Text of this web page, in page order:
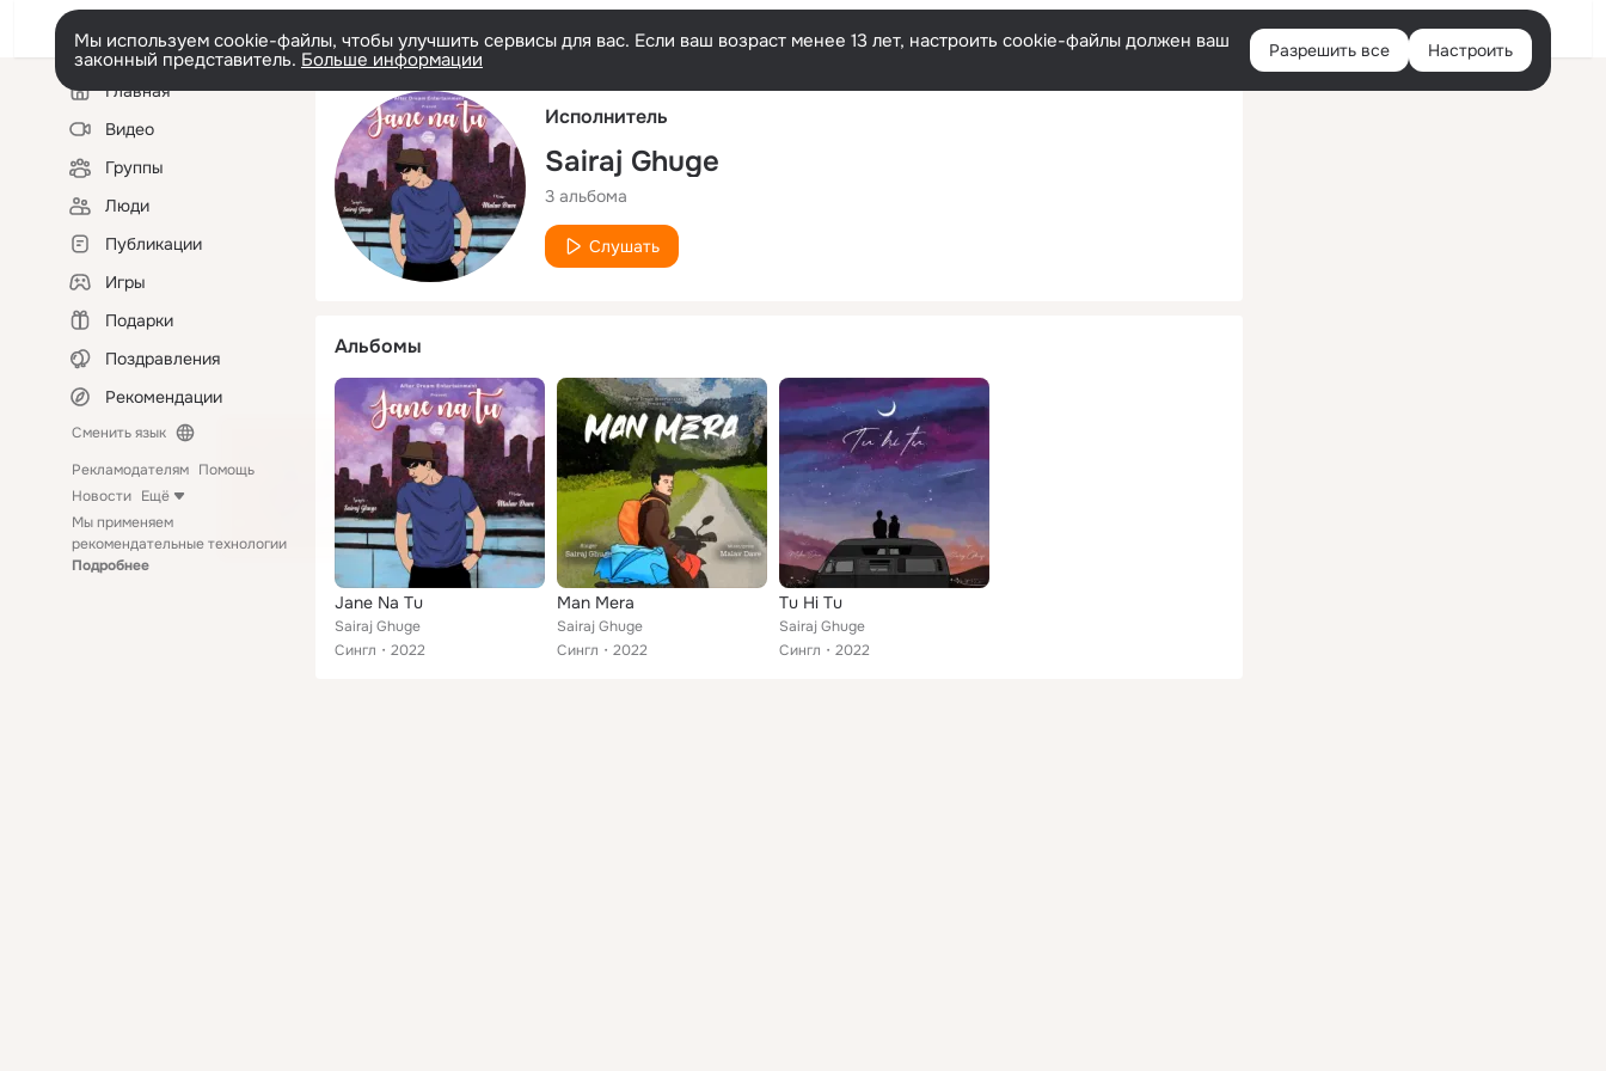
Русский Войти
Мы используем cookie-файлы, чтобы улучшить сервисы для вас. Если ваш возраст менее 13 лет, настроить cookie-файлы должен ваш
законный представитель. Больше информации Разрешить все Настроить
Левая
колонкаГлавная
Видео
Группы
Люди
Публикации
Игры
Подарки
Поздравления
Рекомендации
Сменить язык
Рекламодателям Помощь
Новости Ещё
Мы применяем
рекомендательные технологии
Подробнее
Исполнитель
Sairaj Ghuge
3 альбома
Слушать
Альбомы
Jane Na Tu
Sairaj Ghuge
Сингл
2022
Man Mera
Sairaj Ghuge
Сингл
2022
Tu Hi Tu
Sairaj Ghuge
Сингл
2022